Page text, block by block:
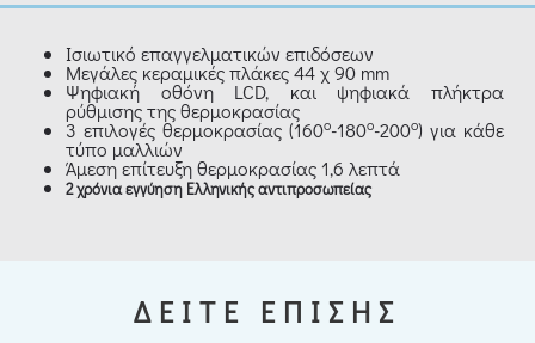
Ισιωτικό επαγγελματικών επιδόσεων
Μεγάλες κεραμικές πλάκες 44 χ 90 mm
Ψηφιακή οθόνη LCD, και ψηφιακά πλήκτρα
ρύθμισης της θερμοκρασίας
3 επιλογές θερμοκρασίας (160o-180o-200o) για κάθε
τύπο μαλλιών
Άμεση επίτευξη θερμοκρασίας 1,6 λεπτά
2 χρόνια εγγύηση Ελληνικής αντιπροσωπείας
ΔΕΙΤΕ ΕΠΙΣΗΣ